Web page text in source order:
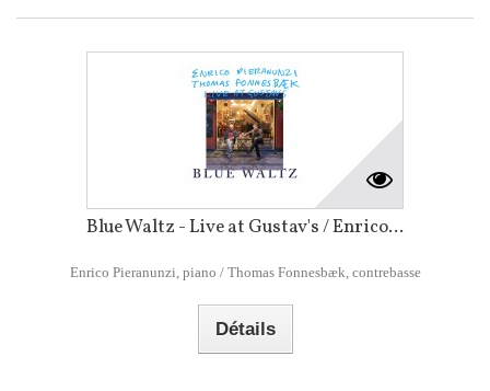
Blue Waltz - Live at Gustav's / Enrico...
Enrico Pieranunzi, piano / Thomas Fonnesbæk, contrebasse
Détails